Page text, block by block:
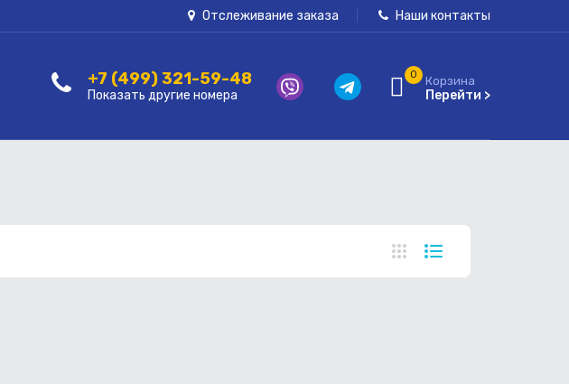
Отслеживание заказа Наши контакты
+7 (499) 321-59-48
Показать другие номера
0 Корзина
Перейти >